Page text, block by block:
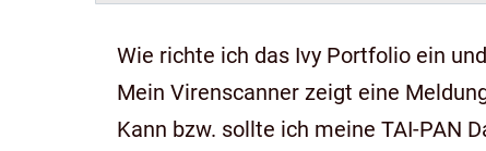
Wie richte ich das Ivy Portfolio ein
Mein Virenscanner zeigt eine
Kann bzw. sollte ich meine TAI-PAN